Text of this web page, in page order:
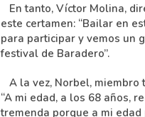
En tanto, Víctor Molina,
este certamen: “Bailar en
para participar y vemos un
festival de Baradero”.
A la vez, Norbel,
“A mi edad, a los 68 años,
tremenda porque a mi